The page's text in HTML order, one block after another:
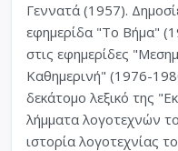
Γεννατά (1957).
εφημερίδα "Το Βήμα"
στις εφημερίδες
Καθημερινή" (1976-
δεκάτομο λεξικό της
λήμματα λογοτεχνών
ιστορία λογοτεχνίας